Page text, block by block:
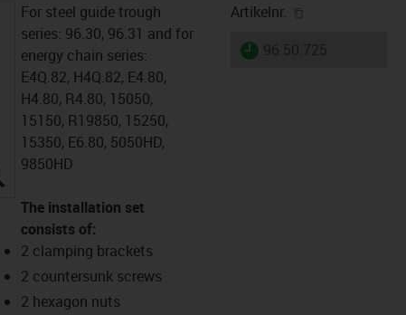
igus-icon-lupe
For steel guide trough
series: 96.30, 96.31 and for
energy chain series:
E4Q.82, H4Q.82, E4.80,
H4.80, R4.80, 15050,
15150, R19850, 15250,
15350, E6.80, 5050HD,
9850HD
The installation set
consists of:
2 clamping brackets
2 countersunk screws
2 hexagon nuts
Artikelnr.
igus-icon-lieferzeit